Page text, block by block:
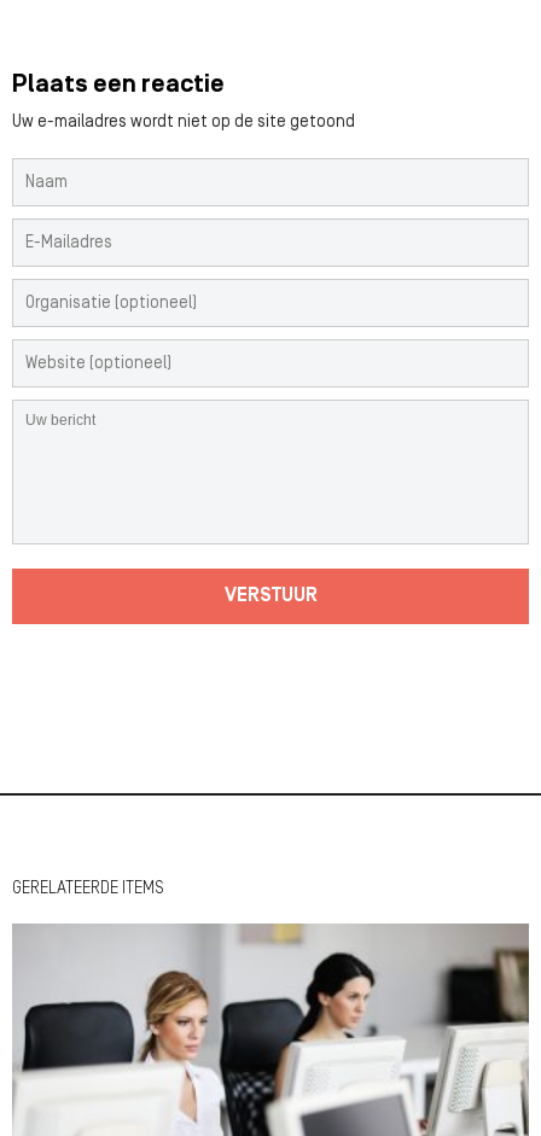
Plaats een reactie
Uw e-mailadres wordt niet op de site getoond
VERSTUUR
GERELATEERDE ITEMS